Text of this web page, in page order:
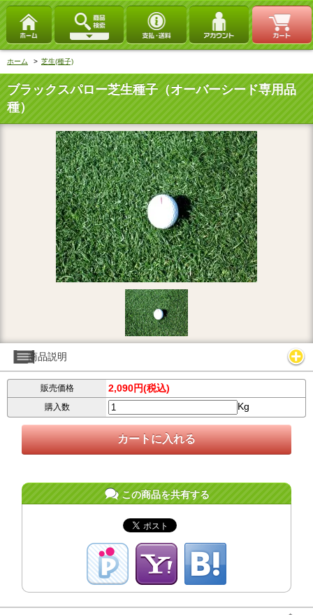
ホーム > 芝生(種子)
ブラックスパロー芝生種子（オーバーシード専用品
種）
商品説明
販売価格 2,090円(税込)
購入数 Kg
この商品を共有する